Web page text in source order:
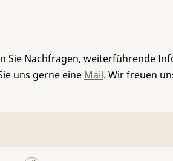
Sie Nachfragen, weiterführende
uns gerne eine Mail. Wir freuen